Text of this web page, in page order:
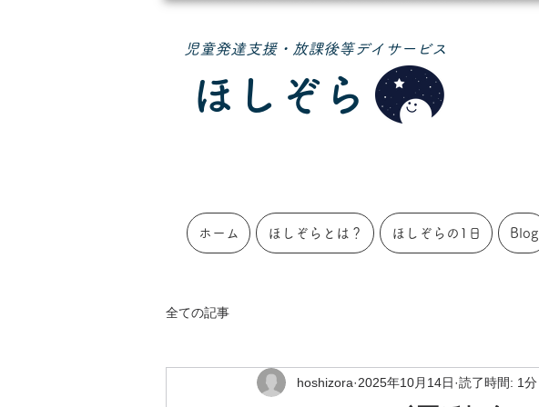
​児童発達支援・放課後等デイサービス
ほしぞら
ホーム ほしぞらとは？ ほしぞらの1日 Blog
全ての記事
hoshizora 2025年10月14日 読了時間: 1分